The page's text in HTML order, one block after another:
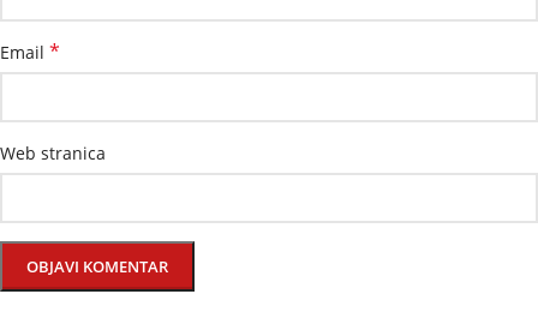
Email *
Web stranica